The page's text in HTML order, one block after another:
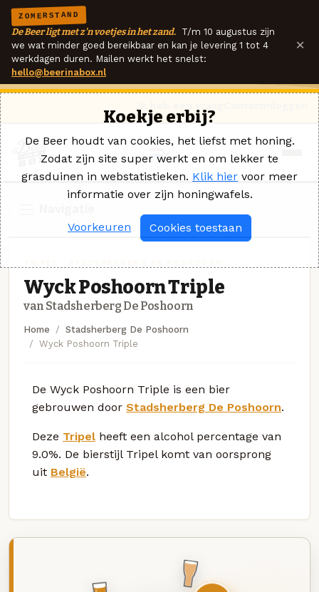
ZOMERSTAND
De Beer ligt met z'n voetjes in het zand. T/m 10 augustus zijn
we wat minder goed bereikbaar en kan je levering 1 tot 4
werkdagen duren. Mailen werkt het snelst:
hello@beerinabox.nl
×
Wyck Poshoorn Triple
van Stadsherberg De Poshoorn
Home
Stadsherberg De Poshoorn
Wyck Poshoorn Triple
De Wyck Poshoorn Triple is een bier
gebrouwen door Stadsherberg De Poshoorn.
Deze Tripel heeft een alcohol percentage van
9.0%. De bierstijl Tripel komt van oorsprong
uit België.
Koekje erbij?
De Beer houdt van cookies, het liefst met honing.
Zodat zijn site super werkt en om lekker te
grasduinen in webstatistieken. Klik hier voor meer
informatie over zijn honingwafels.
Voorkeuren Cookies toestaan